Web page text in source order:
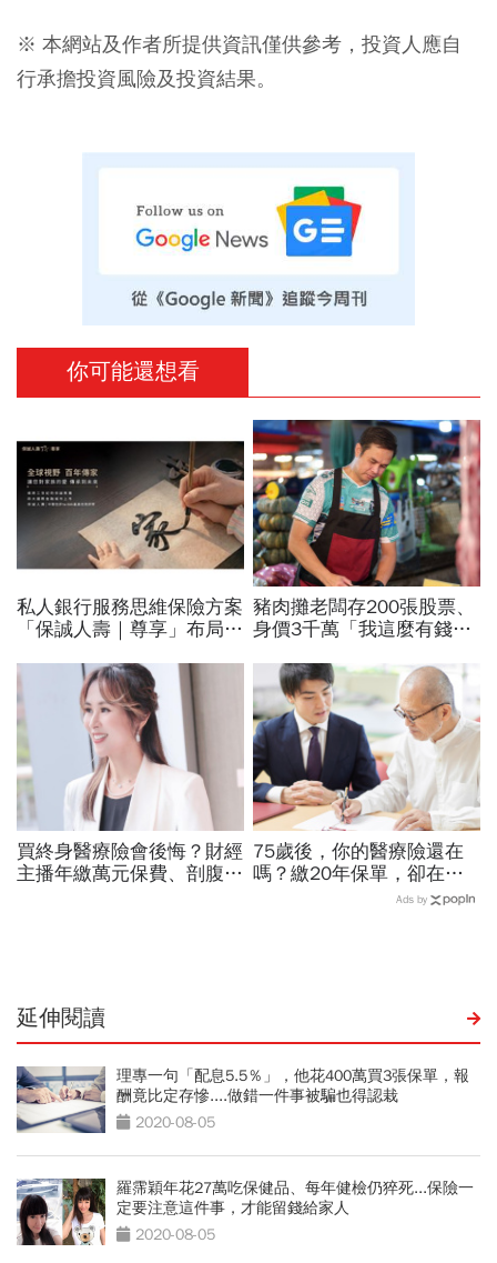
※ 本網站及作者所提供資訊僅供參考，投資人應自
行承擔投資風險及投資結果。
你可能還想看
私人銀行服務思維保險方案
「保誠人壽｜尊享」布局高
豬肉攤老闆存200張股票、
身價3千萬「我這麼有錢，
破防了，買50萬醫療險
買終身醫療險會後悔？財經
主播年繳萬元保費、剖腹產
75歲後，你的醫療險還在
嗎？繳20年保單，卻在最
需要時不能用...長照最怕
Ads by
延伸閱讀
理專一句「配息5.5％」，他花400萬買3張保單，報
酬竟比定存慘....做錯一件事被騙也得認栽
2020-08-05
羅霈穎年花27萬吃保健品、每年健檢仍猝死...保險一
定要注意這件事，才能留錢給家人
2020-08-05